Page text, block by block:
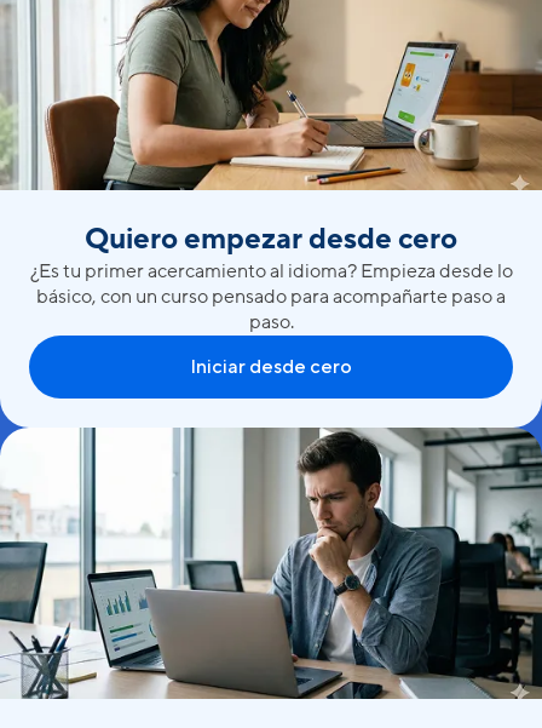
Quiero empezar desde cero
¿Es tu primer acercamiento al idioma? Empieza desde lo
básico, con un curso pensado para acompañarte paso a
paso.
Iniciar desde cero